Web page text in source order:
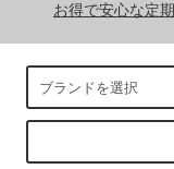
お得で安心な定